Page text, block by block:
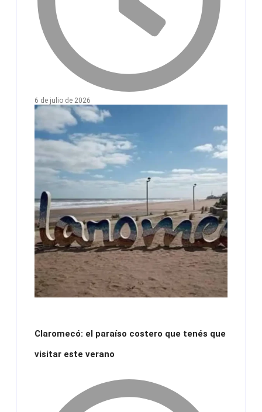
6 de julio de 2026
Claromecó: el paraíso costero que tenés que
visitar este verano